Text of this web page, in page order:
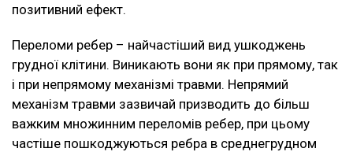
позитивний ефект.
Переломи ребер – найчастіший вид ушкоджень
грудної клітини. Виникають вони як при прямому, так
і при непрямому механізмі травми. Непрямий
механізм травми зазвичай призводить до більш
важким множинним переломів ребер, при цьому
частіше пошкоджуються ребра в среднегрудном